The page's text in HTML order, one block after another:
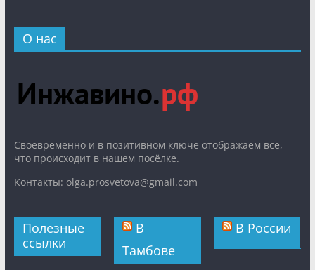
О нас
Cвоевременно и в позитивном ключе отображаем все,
что происходит в нашем посёлке.
Контакты: olga.prosvetova@gmail.com
Полезные
ссылки
В
Тамбове
В России